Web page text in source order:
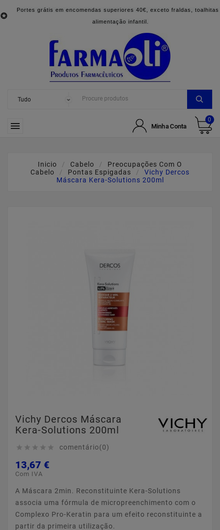

Portes grátis em encomendas superiores 40€, exceto fraldas, toalhitas
alimentação infantil.
 Minha Conta
0
Inicio Cabelo
Preocupações Com O
Cabelo
Pontas Espigadas
Vichy Dercos
Máscara Kera-Solutions 200ml
Vichy Dercos Máscara
Kera-Solutions 200ml
     comentário(0)
13,67 €
Com IVA
A Máscara 2min. Reconstituinte Kera-Solutions
associa uma fórmula de micropreenchimento com o
Complexo Pro-Keratin para um efeito reconstituinte a
partir da primeira utilização.